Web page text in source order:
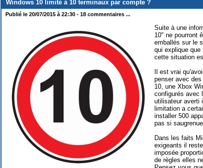
Windows 10 limité à 10 terminaux par compte ?
Publié le 20/07/2015 à 22:30 - 18 commentaires ...
Suite à une
10" ne pourront
emballés sur le
qui explique
cette situation
Il est vrai
penser avec
10, une Xbox
configurés avec
utilisateur averti
limitation a
installer 500
pas si
Dans les faits
exigeants il
imposée
de règles elles